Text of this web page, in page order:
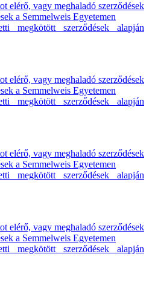
elérő, vagy meghaladó szerződések
a Semmelweis Egyetemen
megkötött szerződések alapján
elérő, vagy meghaladó szerződések
a Semmelweis Egyetemen
megkötött szerződések alapján
elérő, vagy meghaladó szerződések
a Semmelweis Egyetemen
megkötött szerződések alapján
elérő, vagy meghaladó szerződések
a Semmelweis Egyetemen
megkötött szerződések alapján